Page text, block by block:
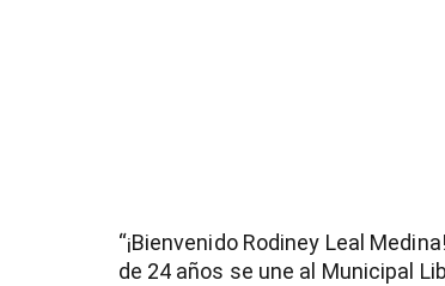
“¡Bienvenido Rodiney Leal
de 24 años se une al Municipal